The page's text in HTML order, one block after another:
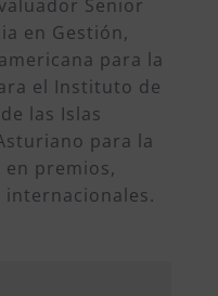
Senior
en Gestión,
para la
el Instituto de
las Islas
para la
en premios,
internacionales.